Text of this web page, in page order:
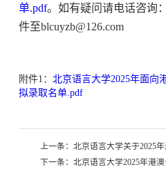
单.pdf。如有疑问请电话咨询
件至blcuyzb@126.com
附件1： 北京语言大学2025年面向
拟录取名单.pdf
上一条： 北京语言大学关于2025
下一条： 北京语言大学2025年港